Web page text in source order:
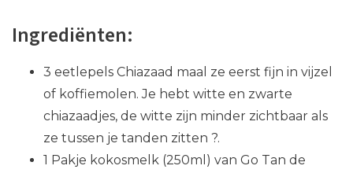
Ingrediënten:
3 eetlepels Chiazaad maal ze eerst fijn in vijzel
of koffiemolen. Je hebt witte en zwarte
chiazaadjes, de witte zijn minder zichtbaar als
ze tussen je tanden zitten ?.
1 Pakje kokosmelk (250ml) van Go Tan de